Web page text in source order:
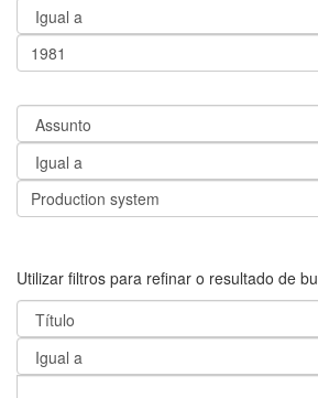
Utilizar filtros para refinar o resultado de